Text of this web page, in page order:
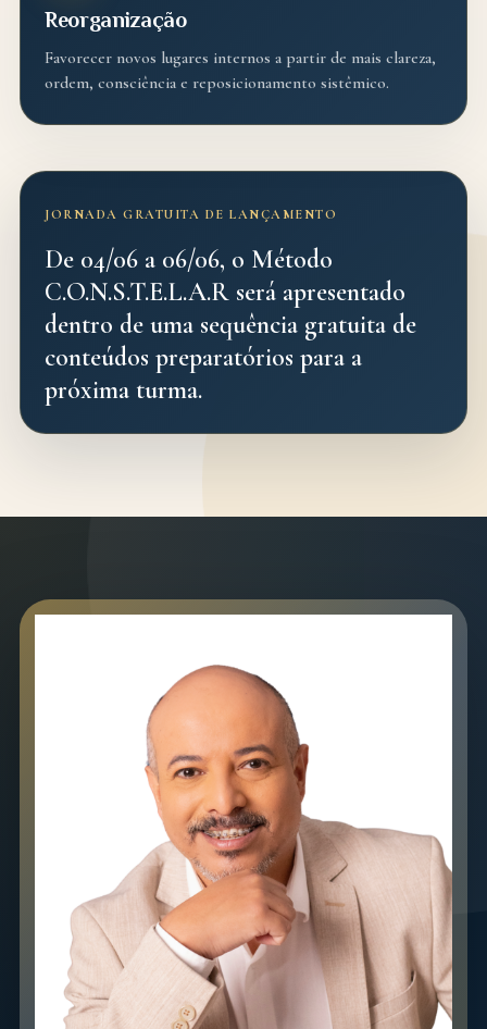
Reorganização
Favorecer novos lugares internos a partir de mais clareza,
ordem, consciência e reposicionamento sistêmico.
JORNADA GRATUITA DE LANÇAMENTO
De 04/06 a 06/06, o Método
C.O.N.S.T.E.L.A.R será apresentado
dentro de uma sequência gratuita de
conteúdos preparatórios para a
próxima turma.